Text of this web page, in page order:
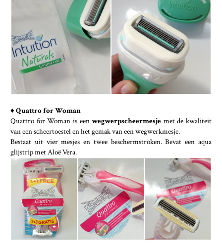
♦ Quattro for Woman
Quattro for Woman is eenwegwerpscheermesje met de kwaliteit
van een scheertoestel en het gemak van een wegwerkmesje.
Bestaat uit vier mesjes en twee beschermstroken. Bevat een aqua
glijstrip met Aloë Vera.